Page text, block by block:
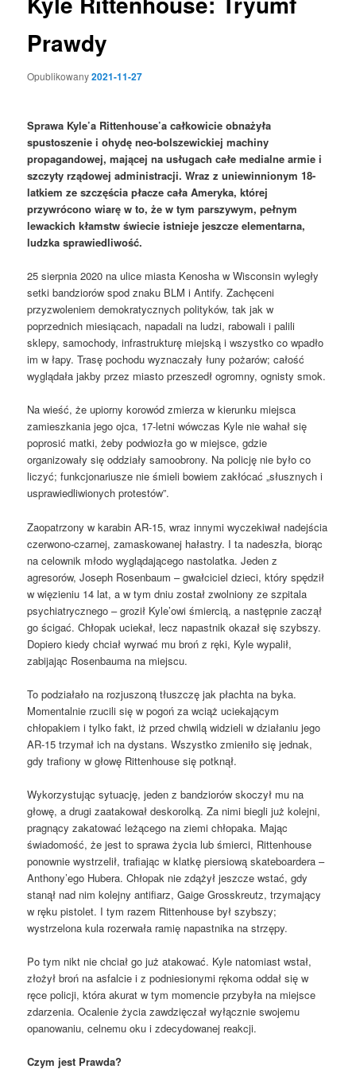
Prawdy
Opublikowany2021-11-27
Sprawa Kyle’a Rittenhouse’a całkowicie obnażyła
spustoszenie i ohydę neo-bolszewickiej machiny
propagandowej, mającej na usługach całe medialne armie i
szczyty rządowej administracji. Wraz z uniewinnionym 18-
latkiem ze szczęścia płacze cała Ameryka, której
przywrócono wiarę w to, że w tym parszywym, pełnym
lewackich kłamstw świecie istnieje jeszcze elementarna,
ludzka sprawiedliwość.
25 sierpnia 2020 na ulice miasta Kenosha w Wisconsin wyległy
setki bandziorów spod znaku BLM i Antify. Zachęceni
przyzwoleniem demokratycznych polityków, tak jak w
poprzednich miesiącach, napadali na ludzi, rabowali i palili
sklepy, samochody, infrastrukturę miejską i wszystko co wpadło
im w łapy. Trasę pochodu wyznaczały łuny pożarów; całość
wyglądała jakby przez miasto przeszedł ogromny, ognisty smok.
Na wieść, że upiorny korowód zmierza w kierunku miejsca
zamieszkania jego ojca, 17-letni wówczas Kyle nie wahał się
poprosić matki, żeby podwiozła go w miejsce, gdzie
organizowały się oddziały samoobrony. Na policję nie było co
liczyć; funkcjonariusze nie śmieli bowiem zakłócać „słusznych i
usprawiedliwionych protestów”.
Zaopatrzony w karabin AR-15, wraz innymi wyczekiwał nadejścia
czerwono-czarnej, zamaskowanej hałastry. I ta nadeszła, biorąc
na celownik młodo wyglądającego nastolatka. Jeden z
agresorów, Joseph Rosenbaum – gwałciciel dzieci, który spędził
w więzieniu 14 lat, a w tym dniu został zwolniony ze szpitala
psychiatrycznego – groził Kyle’owi śmiercią, a następnie zaczął
go ścigać. Chłopak uciekał, lecz napastnik okazał się szybszy.
Dopiero kiedy chciał wyrwać mu broń z ręki, Kyle wypalił,
zabijając Rosenbauma na miejscu.
To podziałało na rozjuszoną tłuszczę jak płachta na byka.
Momentalnie rzucili się w pogoń za wciąż uciekającym
chłopakiem i tylko fakt, iż przed chwilą widzieli w działaniu jego
AR-15 trzymał ich na dystans. Wszystko zmieniło się jednak,
gdy trafiony w głowę Rittenhouse się potknął.
Wykorzystując sytuację, jeden z bandziorów skoczył mu na
głowę, a drugi zaatakował deskorolką. Za nimi biegli już kolejni,
pragnący zakatować leżącego na ziemi chłopaka. Mając
świadomość, że jest to sprawa życia lub śmierci, Rittenhouse
ponownie wystrzelił, trafiając w klatkę piersiową skateboardera –
Anthony’ego Hubera. Chłopak nie zdążył jeszcze wstać, gdy
stanął nad nim kolejny antifiarz, Gaige Grosskreutz, trzymający
w ręku pistolet. I tym razem Rittenhouse był szybszy;
wystrzelona kula rozerwała ramię napastnika na strzępy.
Po tym nikt nie chciał go już atakować. Kyle natomiast wstał,
złożył broń na asfalcie i z podniesionymi rękoma oddał się w
ręce policji, która akurat w tym momencie przybyła na miejsce
zdarzenia. Ocalenie życia zawdzięczał wyłącznie swojemu
opanowaniu, celnemu oku i zdecydowanej reakcji.
Czym jest Prawda?